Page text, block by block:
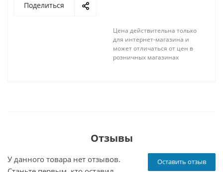
Поделиться
Цена действительна только
для интернет-магазина и
может отличаться от цен в
розничных магазинах
Отзывы
Оставить отзыв
У данного товара нет отзывов.